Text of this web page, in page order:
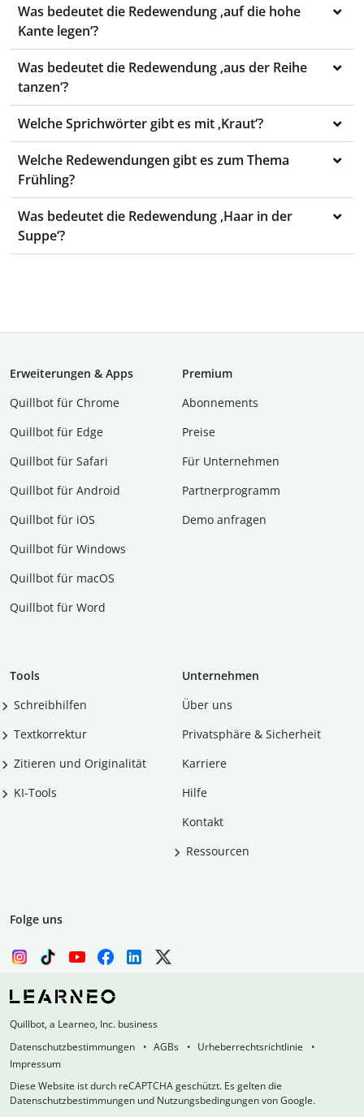
Was bedeutet die Redewendung ‚auf die hohe
Kante legen‘?
Was bedeutet die Redewendung ‚aus der Reihe
tanzen‘?
Welche Sprichwörter gibt es mit ‚Kraut‘?
Welche Redewendungen gibt es zum Thema
Frühling?
Was bedeutet die Redewendung ‚Haar in der
Suppe‘?
Erweiterungen & Apps
Quillbot für Chrome
Quillbot für Edge
Quillbot für Safari
Quillbot für Android
Quillbot für iOS
Quillbot für Windows
Quillbot für macOS
Quillbot für Word
Premium
Abon­ne­ments
Preise
Für Unternehmen
Partnerprogramm
Demo anfragen
Tools
Schreibhilfen
Textkorrektur
Zitieren und Originalität
KI-Tools
Unternehmen
Über uns
Privatsphäre & Sicherheit
Karriere
Hilfe
Kontakt
Ressourcen
Folge uns
Quillbot, a Learneo, Inc. business
Datenschutzbestimmungen
AGBs
Urheberrechtsrichtlinie
Impressum
Diese Website ist durch reCAPTCHA geschützt. Es gelten die
Datenschutzbestimmungen und Nutzungsbedingungen von Google.